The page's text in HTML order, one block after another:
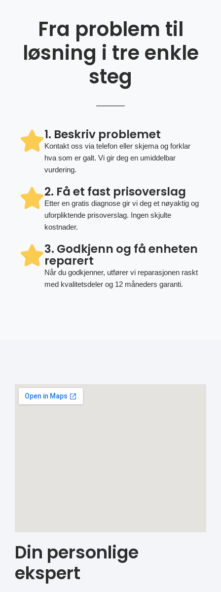
Fra problem til
løsning i tre enkle
steg
1. Beskriv problemet
Kontakt oss via telefon eller skjema og forklar
hva som er galt. Vi gir deg en umiddelbar
vurdering.
2. Få et fast prisoverslag
Etter en gratis diagnose gir vi deg et nøyaktig og
uforpliktende prisoverslag. Ingen skjulte
kostnader.
3. Godkjenn og få enheten
reparert
Når du godkjenner, utfører vi reparasjonen raskt
med kvalitetsdeler og 12 måneders garanti.
Din personlige
ekspert